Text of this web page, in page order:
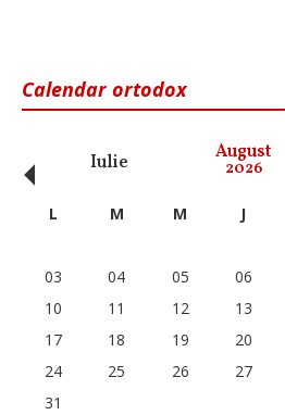
Calendar ortodox
Iulie August
2026
‹ L M M J
03
04 05 06
10
11 12 13
17
18 19 20
24
25 26 27
31